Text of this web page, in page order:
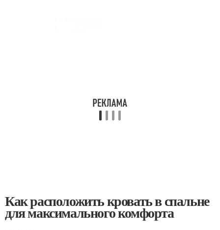
Как расположить кровать в спальне
для максимального комфорта